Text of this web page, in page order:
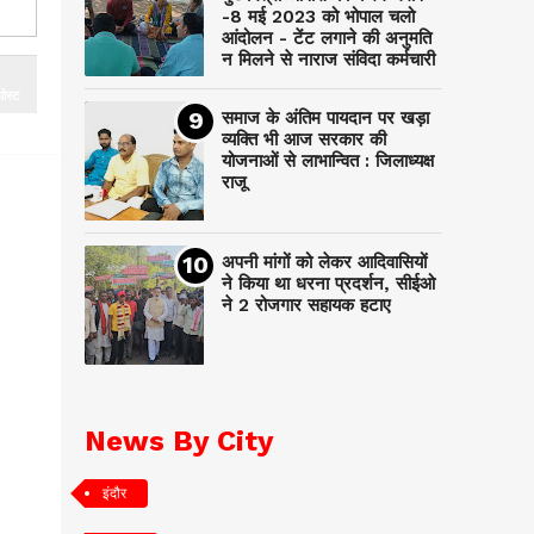
-8 मई 2023 को भोपाल चलो
आंदोलन - टेंट लगाने की अनुमति
न मिलने से नाराज संविदा कर्मचारी
समाज के अंतिम पायदान पर‌ खड़ा
व्यक्ति भी आज सरकार की
योजनाओं से लाभान्वित : जिलाध्यक्ष
राजू
अपनी मांगों को लेकर आदिवासियों
ने किया था धरना प्रदर्शन, सीईओ
ने 2 रोजगार सहायक हटाए
News By City
इंदौर